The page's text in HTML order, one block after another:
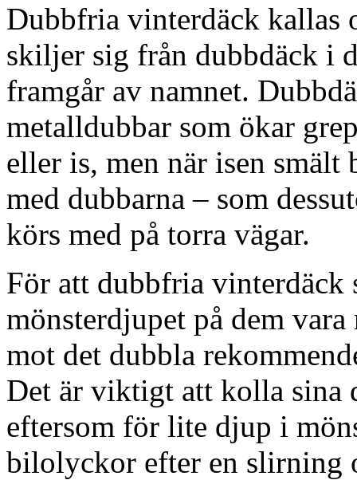
Dubbfria vinterdäck kallas
skiljer sig från dubbdäck i
framgår av namnet.
metalldubbar som ökar
eller is, men när isen
med dubbarna – som
körs med på torra vägar.
För att dubbfria vinterdäck
mönsterdjupet på dem
mot det dubbla
Det är viktigt att kolla sina
eftersom för lite djup i
bilolyckor efter en slirning